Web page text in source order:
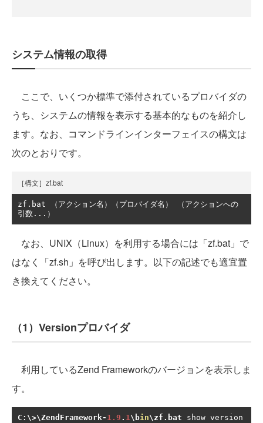
システム情報の取得
ここで、いくつか標準で添付されているプロバイダの
うち、システムの情報を表示する基本的なものを紹介し
ます。なお、コマンドラインインターフェイスの構文は
次のとおりです。
［構文］zf.bat
zf . bat （アクション名）（プロバイダ名）
（アクションへの
引数...）
なお、UNIX（Linux）を利用する場合には「zf.bat」で
はなく「zf.sh」を呼び出します。以下の記述でも適宜置
き換えてください。
（1）Versionプロバイダ
利用しているZend Frameworkのバージョンを表示しま
す。
C : \>\ZendFramework- 1.9 . 1\bin\zf . bat show version